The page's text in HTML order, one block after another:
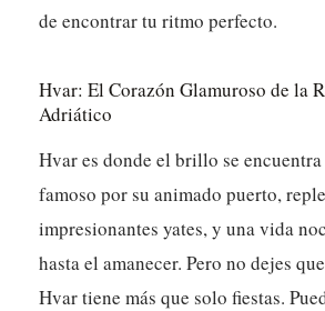
de encontrar tu ritmo perfecto.
Hvar: El Corazón Glamuroso de la
Adriático
Hvar es donde el brillo se encuentra
famoso por su animado puerto,
impresionantes yates, y una vida
hasta el amanecer. Pero no dejes
Hvar tiene más que solo fiestas.